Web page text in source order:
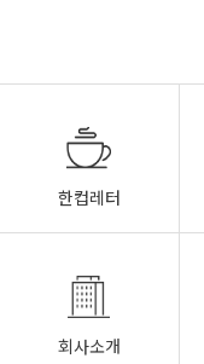
한컵레터
회사소개